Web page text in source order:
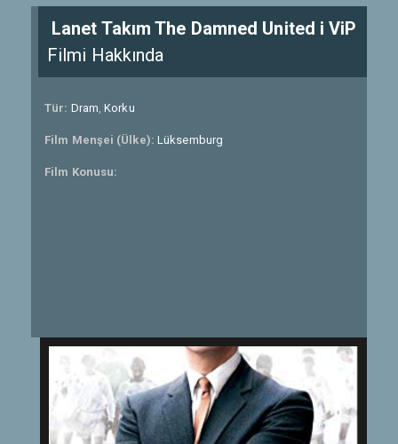
Lanet Takım The Damned United i ViP
Filmi Hakkında
Tür: Dram,Korku
Film Menşei (Ülke): Lüksemburg
Film Konusu: